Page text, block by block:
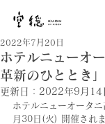
ホテルニューオ
革新のひととき」
2022年7月20日
更新日： 2022年9月14
ホテルニューオータ
月30日(火) 開催され